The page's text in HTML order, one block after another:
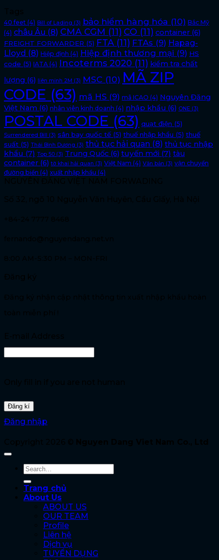
40 feet (4) Bill of Lading (3) bảo hiểm hàng hóa (10) Bắc Mỹ
(4) châu Âu (8) CMA CGM (11) CO (11) container (6)
FREIGHT FORWARDER (5) FTA (11) FTAs (9) Hapag-
Lloyd (8) Hiệp định (4) Hiệp định thương mại (9) HS
code (5) IATA (4) Incoterms 2020 (11) kiểm tra chất
lượng (6) liên minh 2M (3) MSC (10) MÃ ZIP
CODE (63) mã HS (9) mã ICAO (4) Nguyên Đăng
Việt Nam (6) nhân viên kinh doanh (4) nhập khẩu (6) ONE (3)
POSTAL CODE (63) quạt điện (5)
Surrendered Bill (3) sân bay quốc tế (5) thuế nhập khẩu (5) thuế
suất (5) Thái Bình Dương (3) thủ tục hải quan (8) thủ tục nhập
khẩu (7) Top 50 (3) Trung Quốc (6) tuyến mới (7) tàu
container (6) tờ khai hải quan (3) Việt Nam (4) Văn bản (3) vận chuyển
đường biển (4) xuất nhập khẩu (4)
Đăng nhập
Trang chủ
About Us
ABOUT US
OUR TEAM
Profile
Liên hệ
Dịch vụ
TUYỂN DỤNG